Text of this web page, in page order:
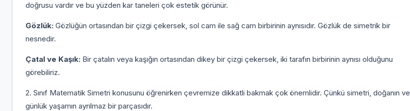
doğrusu vardır ve bu yüzden kar taneleri çok estetik görünür.
Gözlük:Gözlüğün ortasından bir çizgi çekersek, sol cam ile sağ cam birbirinin aynısıdır. Gözlük de simetrik bir
nesnedir.
Çatal ve Kaşık:Bir çatalın veya kaşığın ortasından dikey bir çizgi çekersek, iki tarafın birbirinin aynısı olduğunu
görebiliriz.
2. Sınıf Matematik Simetri konusunu öğrenirken çevremize dikkatli bakmak çok önemlidir. Çünkü simetri, doğanın ve
günlük yaşamın ayrılmaz bir parçasıdır.